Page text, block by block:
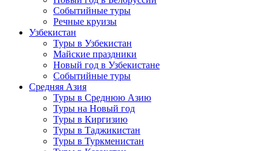
Событийные туры
Речные круизы
Узбекистан
Туры в Узбекистан
Майские праздники
Новый год в Узбекистане
Событийные туры
Средняя Азия
Туры в Среднюю Азию
Туры на Новый год
Туры в Киргизию
Туры в Таджикистан
Туры в Туркменистан